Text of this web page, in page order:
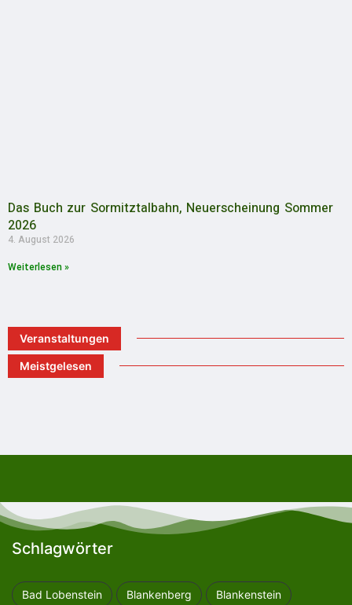
Das Buch zur Sormitztalbahn, Neuerscheinung Sommer
2026
4. August 2026
Weiterlesen »
Veranstaltungen
Meistgelesen
Schlagwörter
Bad Lobenstein Blankenberg Blankenstein